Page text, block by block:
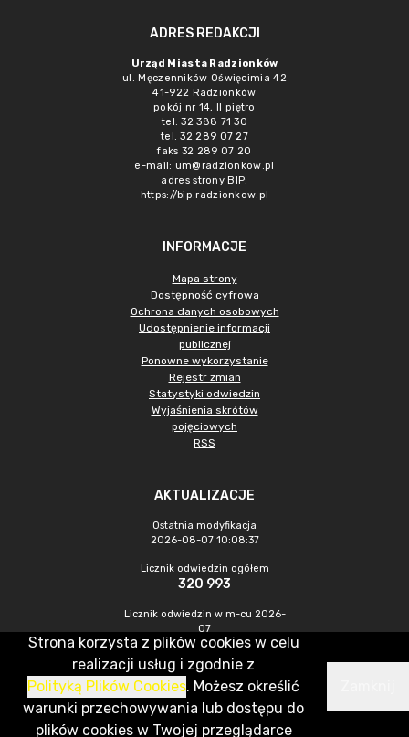
ADRES REDAKCJI
Urząd Miasta Radzionków
ul. Męczenników Oświęcimia 42
41-922 Radzionków
pokój nr 14, II piętro
tel. 32 388 71 30
tel. 32 289 07 27
faks 32 289 07 20
e-mail: um@radzionkow.pl
adres strony BIP:
https://bip.radzionkow.pl
INFORMACJE
Mapa strony
Dostępność cyfrowa
Ochrona danych osobowych
Udostępnienie informacji
publicznej
Ponowne wykorzystanie
Rejestr zmian
Statystyki odwiedzin
Wyjaśnienia skrótów
pojęciowych
RSS
AKTUALIZACJE
Ostatnia modyfikacja
2026-08-07 10:08:37
Licznik odwiedzin ogółem
320 993
Licznik odwiedzin w m-cu 2026-
07
1 052
CMS & Hosting: Nefeni Sp. z o.o.
Strona korzysta z plików cookies w celu
realizacji usług i zgodnie z
Polityką Plików Cookies. Możesz określić
warunki przechowywania lub dostępu do
plików cookies w Twojej przeglądarce